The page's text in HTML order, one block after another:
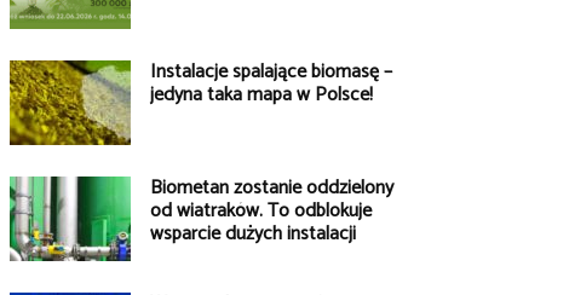
Instalacje spalające biomasę –
jedyna taka mapa w Polsce!
Biometan zostanie oddzielony
od wiatraków. To odblokuje
wsparcie dużych instalacji